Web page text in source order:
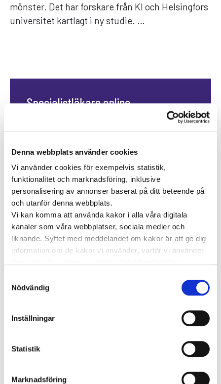
Denna webbplats använder cookies
Vi använder cookies för exempelvis statistik,
funktionalitet och marknadsföring, inklusive
personalisering av annonser baserat på ditt beteende på
och utanför denna webbplats.
Vi kan komma att använda kakor i alla våra digitala
kanaler som våra webbplatser, sociala medier och
liknande. Syftet med meddelandet om kakor är att ge dig
information om de kakor vi använder, varför vi använder
vi behandlar personuppgifter i vår
Integritetspolicy
Nödvändig
Inställningar
Statistik
Marknadsföring
mönster. Det har forskare från KI och Helsingfors
universitet kartlagt i ny studie. …
Specialistläkare online
Hos oss kan du träffa läkare som är
specialister på din sjukdom. Du kan
träffa en läkare direkt eller boka en tid
som passar dig.
Träffa läkare online
KATEGORIER
Forskning inom vård och hälsa
Vården i Sverige
Allergi
Crohns
sjukdom Den nya vården Diabetes